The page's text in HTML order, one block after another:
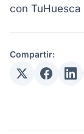
con
Compartir: